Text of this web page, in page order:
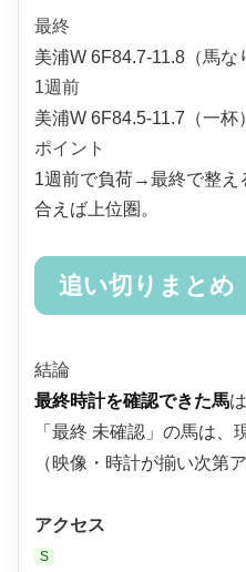
最終
美浦W 6F84.7-11.8（馬な
1週前
美浦W 6F84.5-11.7（一杯）
ポイント
1週前で負荷→最終で整え
合えば上位圏。
追い切りまとめ
結論
最終時計を確認できた馬
「最終 未確認」の馬は、
（映像・時計が揃い次第
アクセス
S